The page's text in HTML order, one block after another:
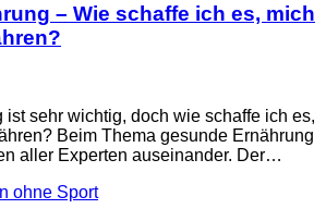
– Wie schaffe ich es, mich
ist sehr wichtig, doch wie schaffe ich es,
Beim Thema gesunde Ernährung
aller Experten auseinander. Der…